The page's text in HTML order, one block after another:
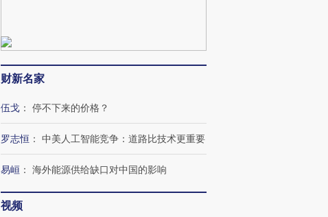
财新名家
伍戈 ： 停不下来的价格？
罗志恒 ： 中美人工智能竞争：道路比技术更重要
易峘 ： 海外能源供给缺口对中国的影响
视频